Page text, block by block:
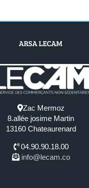
ARSA LECAM
Zac Mermoz
8.allée josime Martin
13160 Chateaurenard
04.90.90.18.00
info@lecam.co